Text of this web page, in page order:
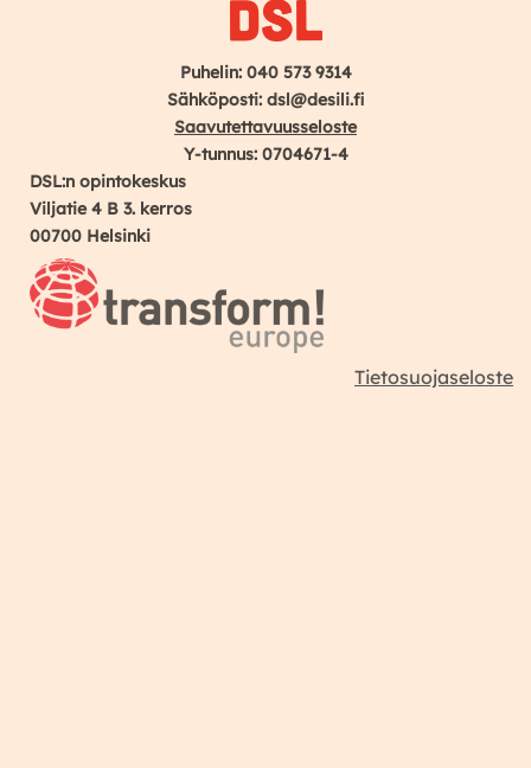
Puhelin: 040 573 9314
Sähköposti: dsl@desili.fi
Saavutettavuusseloste
Y-tunnus: 0704671-4
DSL:n opintokeskus
Viljatie 4 B 3. kerros
00700 Helsinki
Tietosuojaseloste